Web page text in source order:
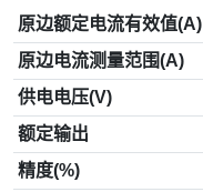
原边额定电流有效值(A)
原边电流测量范围(A)
供电电压(V)
额定输出
精度(%)